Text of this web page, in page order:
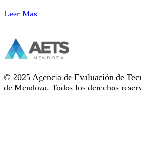
Leer Mas
© 2025 Agencia de Evaluación de
de Mendoza. Todos los derechos